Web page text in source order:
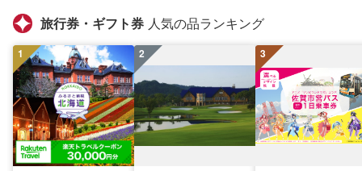
旅行券・ギフト券 人気の品ランキング
1 2 3